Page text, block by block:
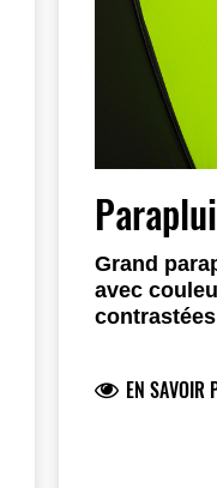
Grand
avec
EN SAVOIR